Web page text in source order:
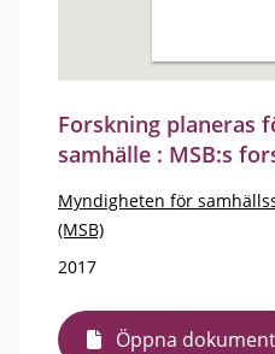
Forskning planeras
samhälle : MSB:s
Myndigheten för
(MSB)
2017
Öppna dokument